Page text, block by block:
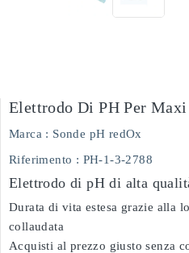
Elettrodo Di PH Per
Marca : Sonde pH redOx
Riferimento : PH-1-3-2788
Elettrodo di pH di alta
Durata di vita estesa grazie alla
collaudata
Acquisti al prezzo giusto senza